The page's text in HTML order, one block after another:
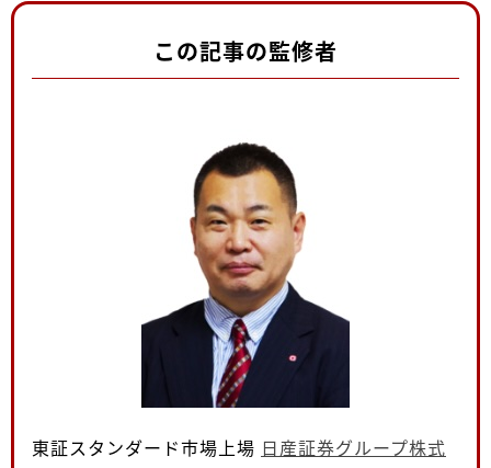
この記事の監修者
東証スタンダード市場上場 日産証券グループ株式